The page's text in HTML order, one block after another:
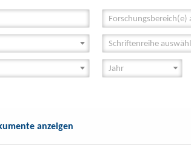
Forschungsbereich(e)
Schriftenreihe
anzeigen